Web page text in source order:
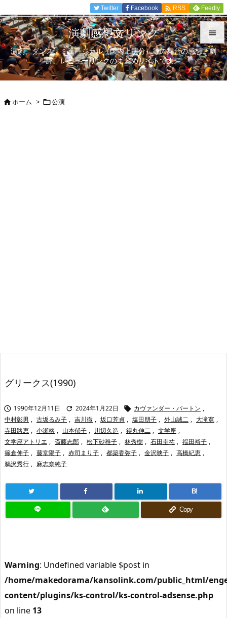


メニュ

Twitter Facebook  RSS Feedly
演劇感想文リンク
演劇、ダンス、ミュージカル（国内上演分）等の舞台の感想、劇
評、レビューリンクのまとめサイトです。
ホーム > 公演
グリークス(1990)
 1990年12月11日  2024年1月22日  カヴァンダー・バートン ,
中村彰男 , 古坂るみ子 , 吉川徹 , 坂口芳貞 , 塩田朋子 , 外山誠二 , 大滝寛 ,
寺田路恵 , 小瀬格 , 山本郁子 , 川辺久造 , 得丸伸二 , 文学座 ,
文学座アトリエ , 斎藤志郎 , 松下砂稚子 , 林秀樹 , 石田圭祐 , 福田裕子 ,
篠倉伸子 , 藤堂陽子 , 赤司まり子 , 都築香弥子 , 金沢映子 , 高橋紀恵 ,
鵜沢秀行 , 麻志奈純子
B!
Copy
Warning: Undefined variable $post in
/home/makedorama/kansolink.com/public_html/
content/plugins/ks-control/ks-control-adsense.php
on line 13